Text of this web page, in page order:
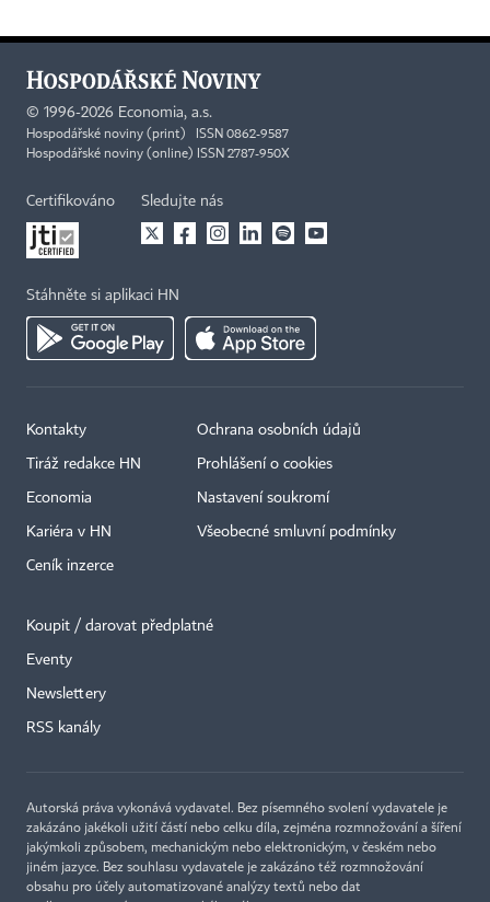
© 1996-2026 Economia, a.s.
Hospodářské noviny (print) ISSN 0862-9587
Hospodářské noviny (online) ISSN 2787-950X
Certifikováno Sledujte nás
Stáhněte si aplikaci HN
Kontakty
Tiráž redakce HN
Economia
Kariéra v HN
Ceník inzerce
Ochrana osobních údajů
Prohlášení o cookies
Nastavení soukromí
Všeobecné smluvní podmínky
Koupit / darovat předplatné
Eventy
Newslettery
RSS kanály
Autorská práva vykonává vydavatel. Bez písemného svolení vydavatele je
zakázáno jakékoli užití částí nebo celku díla, zejména rozmnožování a šíření
jakýmkoli způsobem, mechanickým nebo elektronickým, v českém nebo
jiném jazyce. Bez souhlasu vydavatele je zakázáno též rozmnožování
obsahu pro účely automatizované analýzy textů nebo dat